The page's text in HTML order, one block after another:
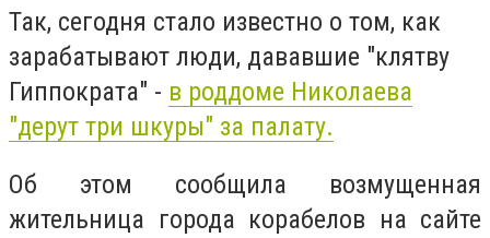
Так, сегодня стало известно о том, как
зарабатывают люди, дававшие "клятву
Гиппократа" - в роддоме Николаева
"дерут три шкуры" за палату.
Об этом сообщила возмущенная
жительница города корабелов на сайте